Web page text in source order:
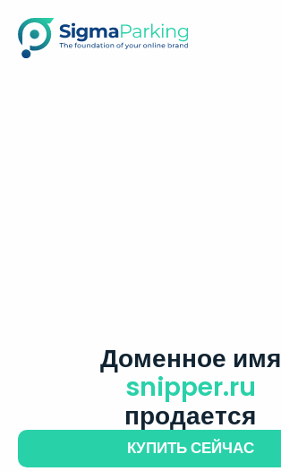
Доменное имя
snipper.ru
продается
КУПИТЬ СЕЙЧАС